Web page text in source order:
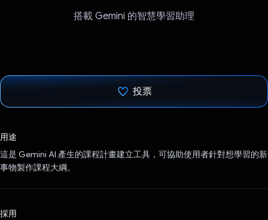
搭載 Gemini 的智慧學習助理
投票
用途
這是 Gemini AI 產生的課程計畫建立工具，可協助使用者針對想學習的新
事物製作課程大綱。
採用